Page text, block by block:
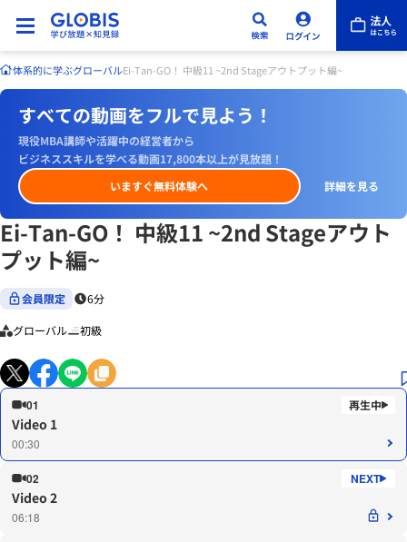
体系的に学ぶグローバルEi-Tan-GO！ 中級11 ~2nd Stageアウトプット編~
すべての動画をフルで見よう！
現役MBA講師や活躍中の経営者から
ビジネススキルを学べる動画17,800本以上が見放題！
いますぐ無料体験へ
詳細を見る
Ei-Tan-GO！ 中級11 ~2nd Stageアウト
プット編~
会員限定 6分
グローバル 初級
01
Video 1
00:30
02
Video 2
06:18